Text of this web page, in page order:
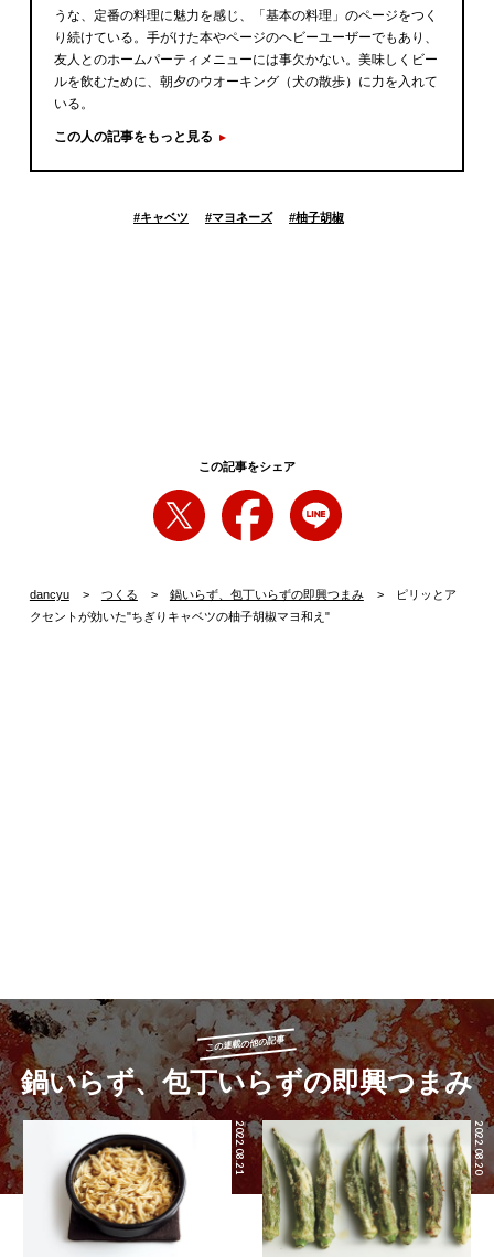
うな、定番の料理に魅力を感じ、「基本の料理」のページをつく
り続けている。手がけた本やページのヘビーユーザーでもあり、
友人とのホームパーティメニューには事欠かない。美味しくビー
ルを飲むために、朝夕のウオーキング（犬の散歩）に力を入れて
いる。
この人の記事をもっと見る
#キャベツ #マヨネーズ #柚子胡椒
この記事をシェア
dancyu つくる 鍋いらず、包丁いらずの即興つまみ
ピリッとア
クセントが効いた"ちぎりキャベツの柚子胡椒マヨ和え"
この連載の他の記事
鍋いらず、包丁いらずの即興つまみ
2022.08.21 2022.08.20